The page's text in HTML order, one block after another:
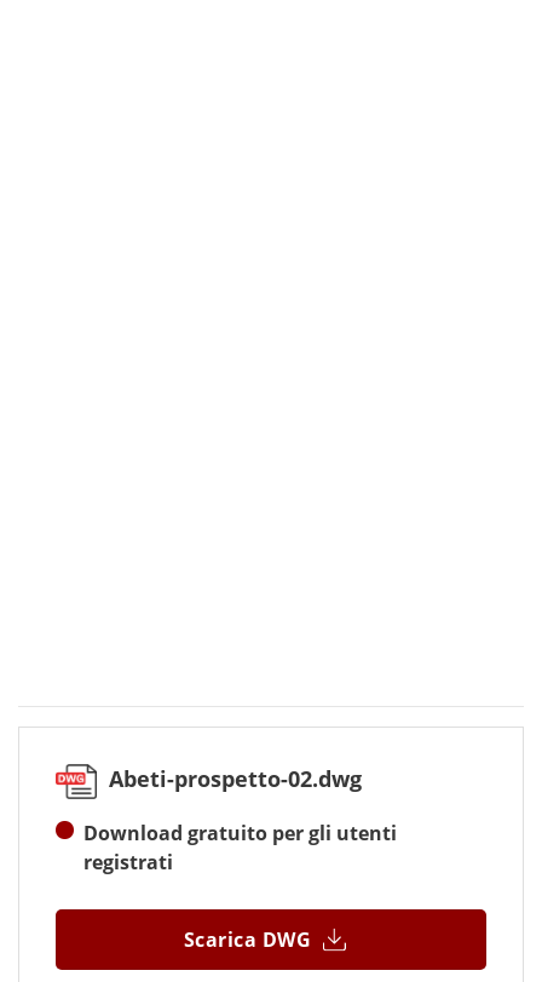
Abeti-prospetto-02.dwg
Download gratuito per gli utenti
registrati
Scarica DWG